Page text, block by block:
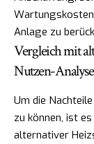
Anlage zu
Vergleich mit
Nutzen-Analyse
Um die
zu können, ist
alternativer